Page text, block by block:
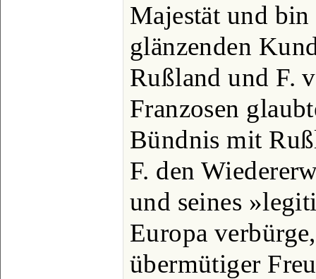
Majestät und
glänzenden
Rußland und F.
Franzosen
Bündnis mit
F. den
und seines
Europa
übermütiger